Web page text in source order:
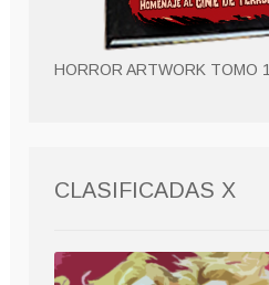
HORROR ARTWORK TOMO 1
CLASIFICADAS X